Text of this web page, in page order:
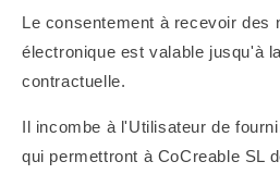
Le consentement à recevoir des
électronique est valable jusqu'à
contractuelle.
Il incombe à l'Utilisateur de
qui permettront à CoCreable SL